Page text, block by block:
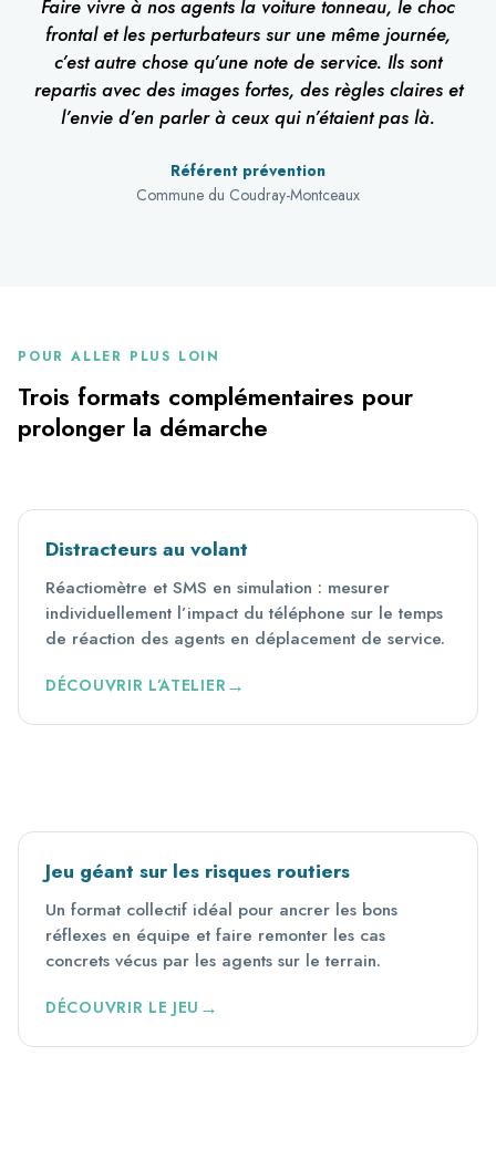
Faire vivre à nos agents la voiture tonneau, le choc
frontal et les perturbateurs sur une même journée,
c’est autre chose qu’une note de service. Ils sont
repartis avec des images fortes, des règles claires et
l’envie d’en parler à ceux qui n’étaient pas là.
Référent prévention
Commune du Coudray-Montceaux
POUR ALLER PLUS LOIN
Trois formats complémentaires pour
prolonger la démarche
Distracteurs au volant
Réactiomètre et SMS en simulation : mesurer
individuellement l’impact du téléphone sur le temps
de réaction des agents en déplacement de service.
DÉCOUVRIR L’ATELIER
Jeu géant sur les risques routiers
Un format collectif idéal pour ancrer les bons
réflexes en équipe et faire remonter les cas
concrets vécus par les agents sur le terrain.
DÉCOUVRIR LE JEU